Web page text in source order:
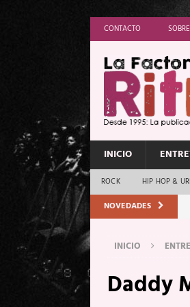
CONTACTO
INICIO
ROCK HIP HOP &
NOVEDADES
INICIO
Daddy